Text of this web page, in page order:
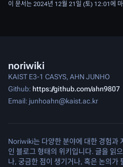
이 문서는 2024년 12월 21일 (토) 12:01에
noriwiki
KAIST E3-1 CASYS, AHN JUNHO
Github: https://github.com/ahn9807
Email: junhoahn@kaist.ac.kr
Noriwiki는 다양한 분야에 대한 경험과
인 블로그 형태의 위키입니다. 글을 읽
나, 궁금한 점이 생기거나, 혹은 논의가